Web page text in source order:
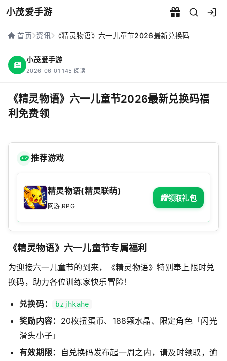
小茂爱手游
首页 资讯 《精灵物语》六一儿童节2026最新兑换码
小茂爱手游
2026-06-01·145 阅读
《精灵物语》六一儿童节2026最新兑换码福
利免费领
推荐游戏
精灵物语(精灵联萌)
网游,RPG
领取礼包
《精灵物语》六一儿童节专属福利
为迎接六一儿童节的到来，《精灵物语》特别奉上限时兑
换码，助力各位训练家快乐冒险！
兑换码： bzjhkahe
奖励内容： 20枚扭蛋币、188颗水晶、限定角色「闪光
滑头小子」
有效期限：
自兑换码发布起一周之内，请及时领取，逾